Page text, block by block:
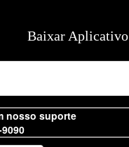
nosso suporte
Baixar Aplicativo